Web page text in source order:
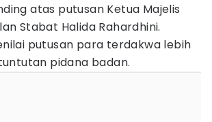
atas putusan Ketua Majelis
Stabat Halida Rahardhini.
putusan para terdakwa lebih
pidana badan.